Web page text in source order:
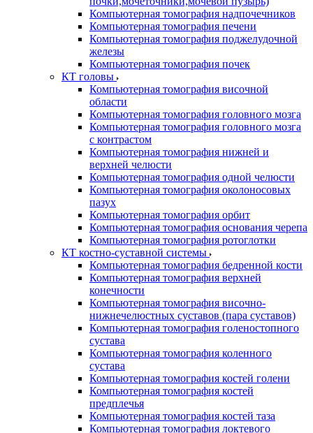
Компьютерная томография надпочечников
Компьютерная томография печени
Компьютерная томография поджелудочной
железы
Компьютерная томография почек
КТ головы
Компьютерная томография височной
области
Компьютерная томография головного мозга
Компьютерная томография головного мозга
с контрастом
Компьютерная томография нижней и
верхней челюсти
Компьютерная томография одной челюсти
Компьютерная томография околоносовых
пазух
Компьютерная томография орбит
Компьютерная томография основания черепа
Компьютерная томография ротоглотки
КТ костно-суставной системы
Компьютерная томография бедренной кости
Компьютерная томография верхней
конечности
Компьютерная томография височно-
нижнечелюстных суставов (пара суставов)
Компьютерная томография голеностопного
сустава
Компьютерная томография коленного
сустава
Компьютерная томография костей голени
Компьютерная томография костей
предплечья
Компьютерная томография костей таза
Компьютерная томография локтевого